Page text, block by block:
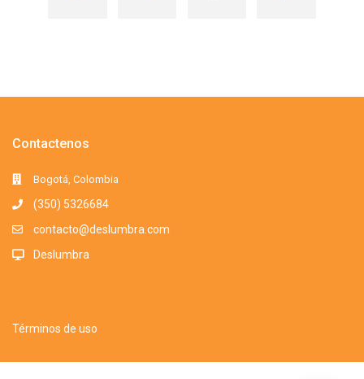
Contactenos
Bogotá, Colombia
(350) 5326684
contacto@deslumbra.com
Deslumbra
Términos de uso